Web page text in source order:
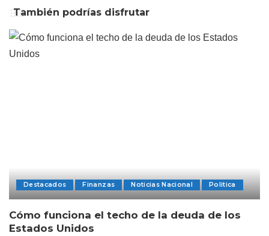
También podrías disfrutar
Destacados Finanzas Noticias Nacional Politica
Cómo funciona el techo de la deuda de los
Estados Unidos